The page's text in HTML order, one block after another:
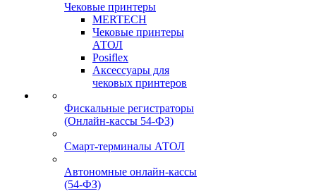
Чековые принтеры
MERTECH
Чековые принтеры
АТОЛ
Posiflex
Аксессуары для
чековых принтеров
Фискальные регистраторы
(Онлайн-кассы 54-ФЗ)
Смарт-терминалы АТОЛ
Автономные онлайн-кассы
(54-ФЗ)